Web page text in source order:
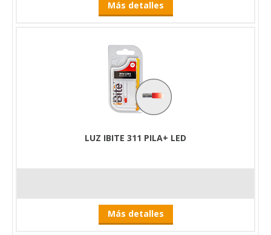
Más detalles
LUZ IBITE 311 PILA+ LED
Más detalles